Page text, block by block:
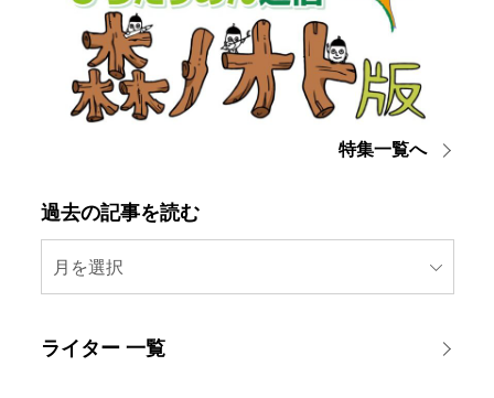
特集一覧へ
過去の記事を読む
月を選択
ライター 一覧